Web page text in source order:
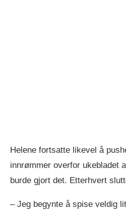
Helene fortsatte likevel å
innrømmer overfor ukebladet
burde gjort det. Etterhvert
– Jeg be­gyn­te å spi­se vel­dig